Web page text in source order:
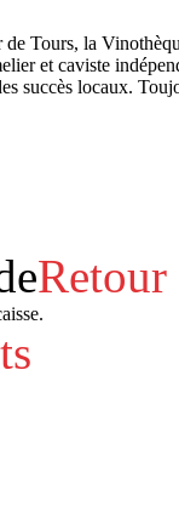
Tours, la
et caviste
succès locaux.